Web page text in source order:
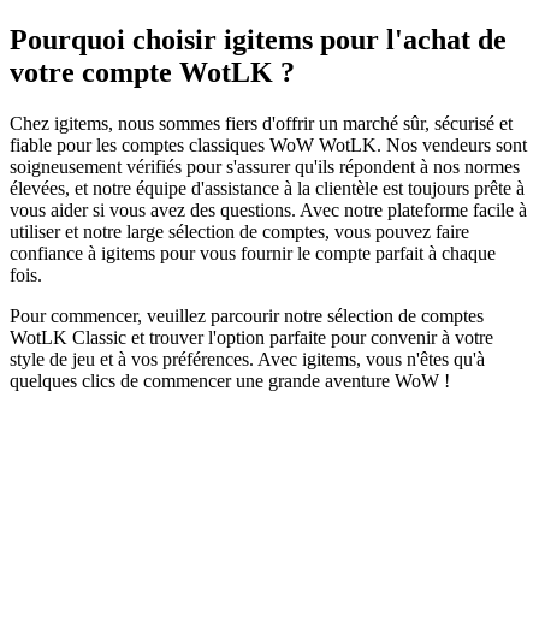
Pourquoi choisir igitems pour l'achat de
votre compte WotLK ?
Chez igitems, nous sommes fiers d'offrir un marché sûr, sécurisé et
fiable pour les comptes classiques WoW WotLK. Nos vendeurs sont
soigneusement vérifiés pour s'assurer qu'ils répondent à nos normes
élevées, et notre équipe d'assistance à la clientèle est toujours prête à
vous aider si vous avez des questions. Avec notre plateforme facile à
utiliser et notre large sélection de comptes, vous pouvez faire
confiance à igitems pour vous fournir le compte parfait à chaque
fois.
Pour commencer, veuillez parcourir notre sélection de comptes
WotLK Classic et trouver l'option parfaite pour convenir à votre
style de jeu et à vos préférences. Avec igitems, vous n'êtes qu'à
quelques clics de commencer une grande aventure WoW !